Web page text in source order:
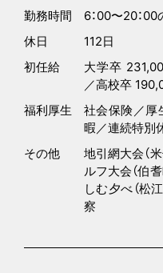
勤務時間
6：00〜20：
休日
112日
初任給
大学卒
／高校卒
福利厚生
社会保険／厚
暇／連続特
その他
地引網大会（
ルフ大会（伯
しむ夕べ（松
察